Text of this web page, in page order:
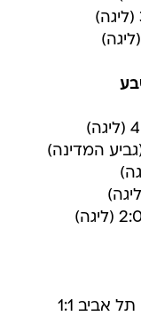
20.03.16: הפועל באר שבע - מכבי תל אביב 1:1